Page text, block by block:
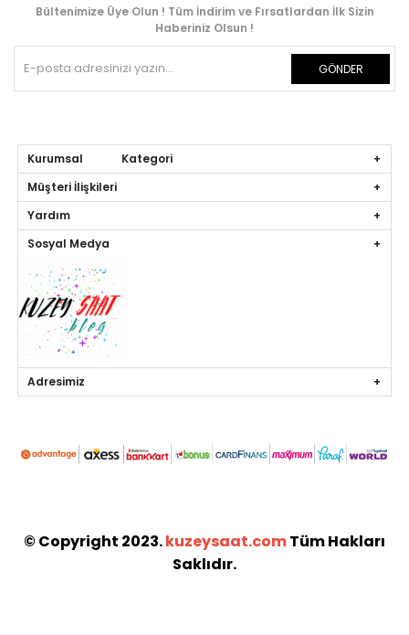
Bültenimize Üye Olun ! Tüm İndirim ve Fırsatlardan İlk Sizin
Haberiniz Olsun !
GÖNDER
Kurumsal Kategori
Müşteri İlişkileri
Yardım
Sosyal Medya
Adresimiz
© Copyright 2023.kuzeysaat.comTüm Hakları
Saklıdır.